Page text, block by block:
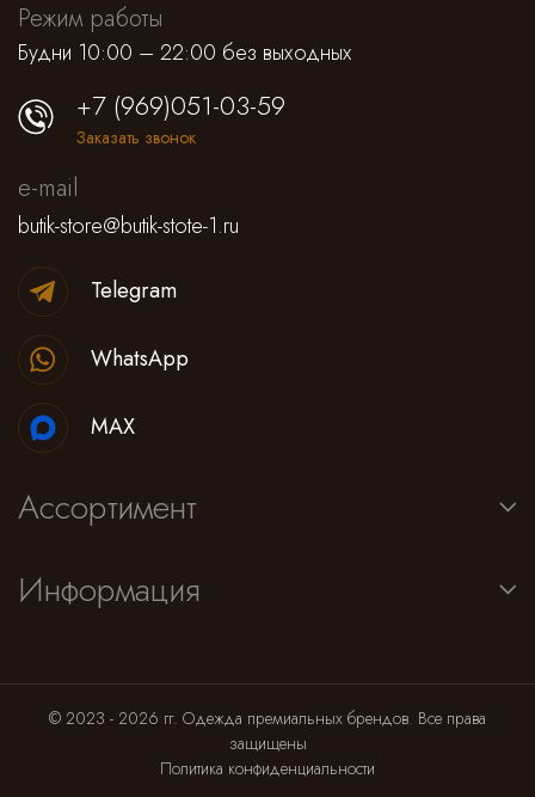
Режим работы
Будни 10:00 – 22:00 без выходных
Ассортимент
Информация
+7 (969)051-03-59
Заказать звонок
e-mail
butik-store@butik-stote-1.ru
Telegram
WhatsApp
MAX
© 2023 - 2026 гг. Одежда премиальных брендов. Все права
защищены
Политика конфиденциальности